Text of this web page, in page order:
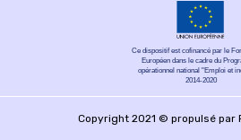
Ce dispositif est cofinancé par le
Européen dans le cadre du
opérationnel national "Emploi et
2014-2020
Copyright 2021 © propulsé par